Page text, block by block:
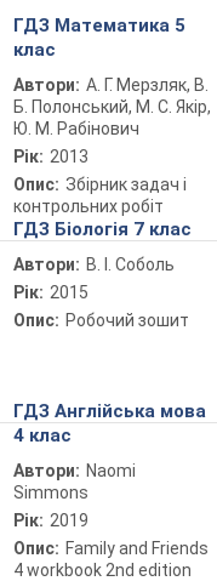
ГДЗ Математика 5
клас
Автори: А. Г. Мерзляк, В.
Б. Полонський, М. С. Якір,
Ю. М. Рабінович
Рік: 2013
Опис: Збірник задач і
контрольних робіт
ГДЗ Біологія 7 клас
Автори: В. І. Соболь
Рік: 2015
Опис: Робочий зошит
ГДЗ Англійська мова
4 клас
Автори: Naomi
Simmons
Рік: 2019
Опис: Family and Friends
4 workbook 2nd edition